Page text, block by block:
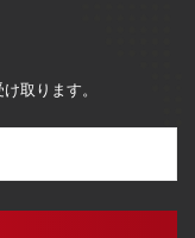
取ります。